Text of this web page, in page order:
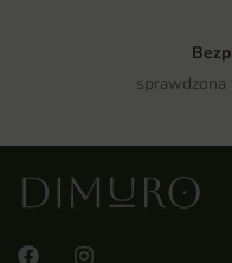
sprawdzona